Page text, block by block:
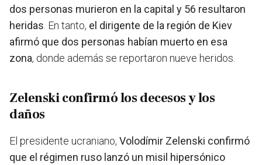
dos personas murieron en la capital y 56 resultaron
heridas . En tanto, el dirigente de la región de Kiev
afirmó que dos personas habían muerto en esa
zona, donde además se reportaron nueve heridos.
Zelenski confirmó los decesos y los
daños
El presidente ucraniano, Volodímir Zelenski confirmó
que el régimen ruso lanzó un misil hipersónico